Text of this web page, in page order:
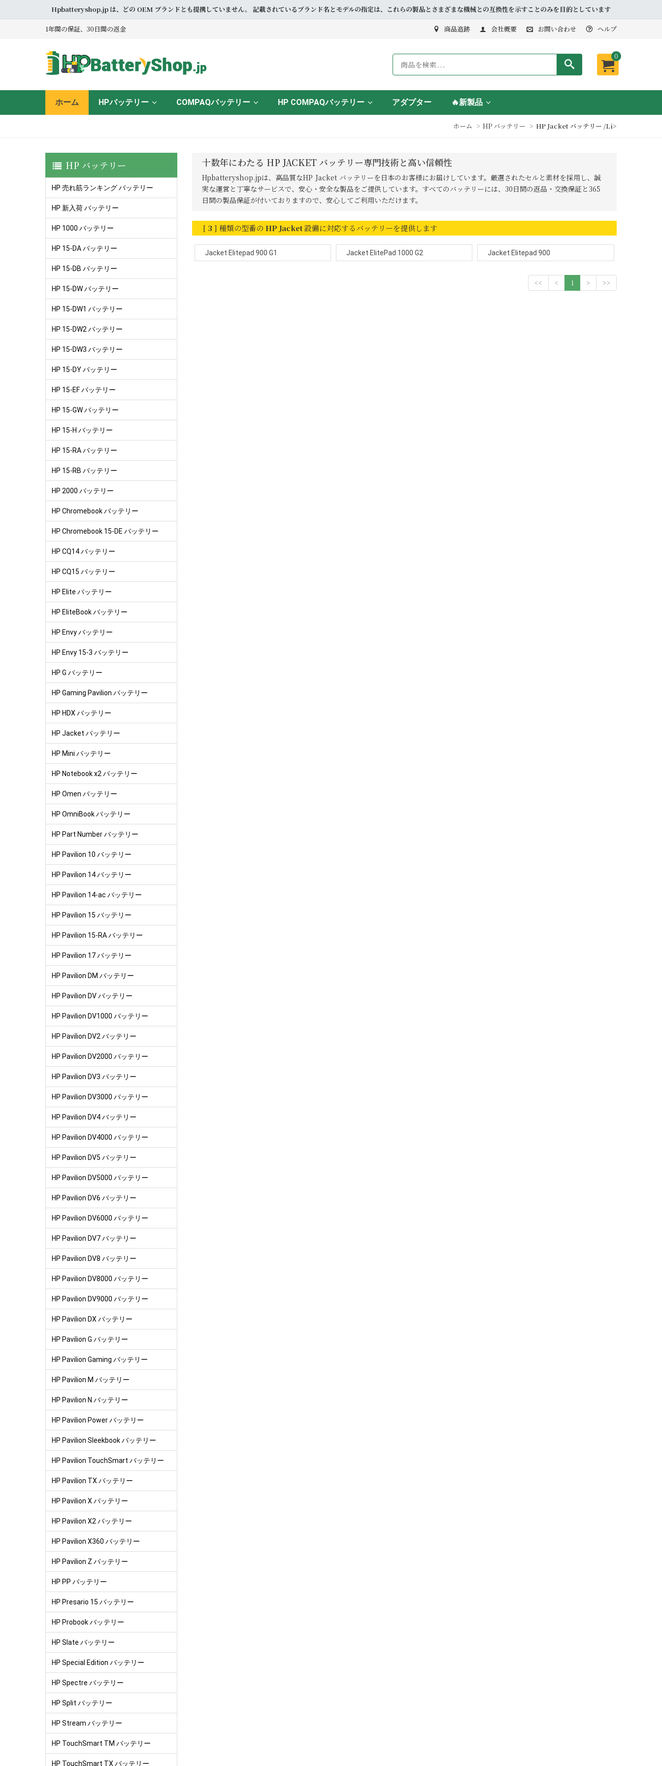
Hpbatteryshop.jp は、どの OEM ブランドとも提携していません。 記載されているブランド名とモデルの指定は、これらの製品とさまざまな機械との互換性を示すことのみを目的としています
1年間の保証、30日間の返金 商品追跡 会社概要 お問い合わせ ヘルプ
0
ホーム HPバッテリー COMPAQバッテリー HP COMPAQバッテリー アダプター 🔥新製品
ホーム HP バッテリー HP Jacket バッテリー /li>
HP バッテリー
HP 売れ筋ランキング バッテリー
HP 新入荷 バッテリー
HP 1000 バッテリー
HP 15-DA バッテリー
HP 15-DB バッテリー
HP 15-DW バッテリー
HP 15-DW1 バッテリー
HP 15-DW2 バッテリー
HP 15-DW3 バッテリー
HP 15-DY バッテリー
HP 15-EF バッテリー
HP 15-GW バッテリー
HP 15-H バッテリー
HP 15-RA バッテリー
HP 15-RB バッテリー
HP 2000 バッテリー
HP Chromebook バッテリー
HP Chromebook 15-DE バッテリー
HP CQ14 バッテリー
HP CQ15 バッテリー
HP Elite バッテリー
HP EliteBook バッテリー
HP Envy バッテリー
HP Envy 15-3 バッテリー
HP G バッテリー
HP Gaming Pavilion バッテリー
HP HDX バッテリー
HP Jacket バッテリー
HP Mini バッテリー
HP Notebook x2 バッテリー
HP Omen バッテリー
HP OmniBook バッテリー
HP Part Number バッテリー
HP Pavilion 10 バッテリー
HP Pavilion 14 バッテリー
HP Pavilion 14-ac バッテリー
HP Pavilion 15 バッテリー
HP Pavilion 15-RA バッテリー
HP Pavilion 17 バッテリー
HP Pavilion DM バッテリー
HP Pavilion DV バッテリー
HP Pavilion DV1000 バッテリー
HP Pavilion DV2 バッテリー
HP Pavilion DV2000 バッテリー
HP Pavilion DV3 バッテリー
HP Pavilion DV3000 バッテリー
HP Pavilion DV4 バッテリー
HP Pavilion DV4000 バッテリー
HP Pavilion DV5 バッテリー
HP Pavilion DV5000 バッテリー
HP Pavilion DV6 バッテリー
HP Pavilion DV6000 バッテリー
HP Pavilion DV7 バッテリー
HP Pavilion DV8 バッテリー
HP Pavilion DV8000 バッテリー
HP Pavilion DV9000 バッテリー
HP Pavilion DX バッテリー
HP Pavilion G バッテリー
HP Pavilion Gaming バッテリー
HP Pavilion M バッテリー
HP Pavilion N バッテリー
HP Pavilion Power バッテリー
HP Pavilion Sleekbook バッテリー
HP Pavilion TouchSmart バッテリー
HP Pavilion TX バッテリー
HP Pavilion X バッテリー
HP Pavilion X2 バッテリー
HP Pavilion X360 バッテリー
HP Pavilion Z バッテリー
HP PP バッテリー
HP Presario 15 バッテリー
HP Probook バッテリー
HP Slate バッテリー
HP Special Edition バッテリー
HP Spectre バッテリー
HP Split バッテリー
HP Stream バッテリー
HP TouchSmart TM バッテリー
HP TouchSmart TX バッテリー
十数年にわたる HP JACKET バッテリー専門技術と高い信頼性
Hpbatteryshop.jpは、高品質なHP Jacket バッテリーを日本のお客様にお届けしています。厳選されたセルと素材を採用し、誠
実な運営と丁寧なサービスで、安心・安全な製品をご提供しています。すべてのバッテリーには、30日間の返品・交換保証と365
日間の製品保証が付いておりますので、安心してご利用いただけます。
[ 3 ] 種類の型番の HP Jacket設備に対応するバッテリーを提供します
Jacket Elitepad 900 G1 Jacket ElitePad 1000 G2 Jacket Elitepad 900
<< < 1 > >>